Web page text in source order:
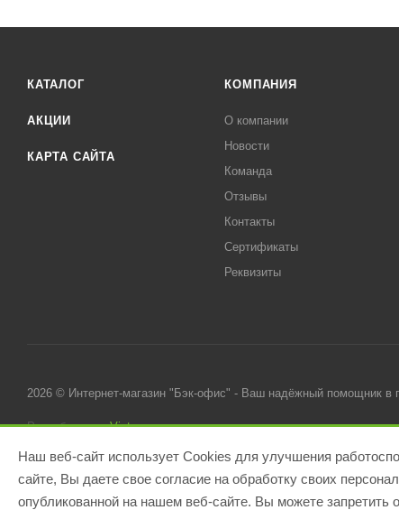
КАТАЛОГ
АКЦИИ
КАРТА САЙТА
КОМПАНИЯ
О компании
Новости
Команда
Отзывы
Контакты
Сертификаты
Реквизиты
2026 © Интернет-магазин "Бэк-офис" - Ваш надёжный помощник в
Разработано вVictory
Наш веб-сайт использует Cookies для улучшения
сайте, Вы даете свое согласие на обработку своих
опубликованной на нашем веб-сайте. Вы можете запретить